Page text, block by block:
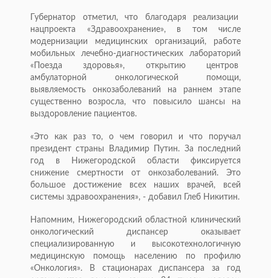
Губернатор отметил, что благодаря реализации
нацпроекта «Здравоохранение», в том числе
модернизации медицинских организаций, работе
мобильных лечебно-диагностических лабораторий
«Поезда здоровья», открытию центров
амбулаторной онкологической помощи,
выявляемость онкозаболеваний на раннем этапе
существенно возросла, что повысило шансы на
выздоровление пациентов.
«Это как раз то, о чем говорил и что поручал
президент страны Владимир Путин. За последний
год в Нижегородской области фиксируется
снижение смертности от онкозаболеваний. Это
большое достижение всех наших врачей, всей
системы здравоохранения», - добавил Глеб Никитин.
Напомним, Нижегородский областной клинический
онкологический диспансер оказывает
специализированную и высокотехнологичную
медицинскую помощь населению по профилю
«Онкология». В стационарах диспансера за год